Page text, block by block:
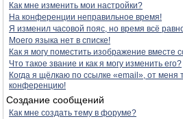
Как мне изменить мои настройки?
На конференции неправильное время!
Я изменил часовой пояс, но время всё
Моего языка нет в списке!
Как я могу поместить изображение вместе
Что такое звание и как я могу изменить его?
Когда я щёлкаю по ссылке «email», от меня
конференцию!
Создание сообщений
Как мне создать тему в форуме?